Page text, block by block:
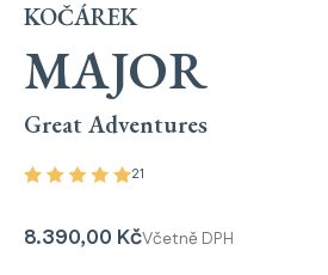
KOČÁREK
MAJOR
Great Adventures
21
8.390,00 KčVčetně DPH